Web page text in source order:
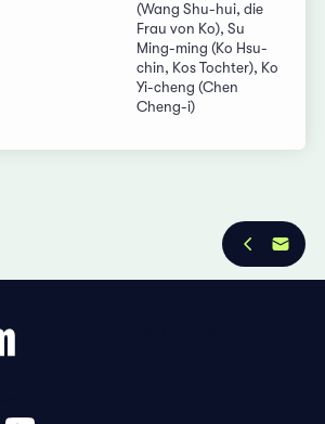
(Wang Shu-hui, die
Frau von Ko), Su
Ming-ming (Ko Hsu-
chin, Kos Tochter), Ko
Yi-cheng (Chen
Cheng-i)